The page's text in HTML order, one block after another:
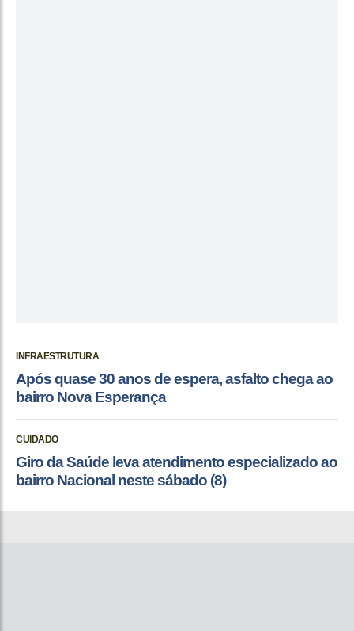
INFRAESTRUTURA
Após quase 30 anos de espera, asfalto chega ao
bairro Nova Esperança
CUIDADO
Giro da Saúde leva atendimento especializado ao
bairro Nacional neste sábado (8)